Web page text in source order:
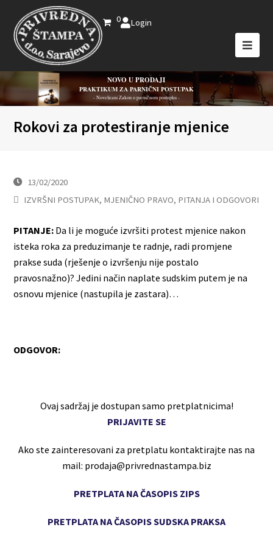
0 Login
NOVO U PRODAJI
PRAKTIKUM ZA PARNIČNI POSTUPAK
- Novelirani Zakon o parničnom postupku -
Rokovi za protestiranje mjenice
13/02/2020
IZVRŠNI POSTUPAK, MJENIČNO PRAVO, PITANJA I ODGOVORI
PITANJE: Da li je moguće izvršiti protest mjenice nakon
isteka roka za preduzimanje te radnje, radi promjene
prakse suda (rješenje o izvršenju nije postalo
pravosnažno)? Jedini način naplate sudskim putem je na
osnovu mjenice (nastupila je zastara)…
ODGOVOR:
Ovaj sadržaj je dostupan samo pretplatnicima!
PRIJAVITE SE
Ako ste zainteresovani za pretplatu kontaktirajte nas na
mail: prodaja@privrednastampa.biz
PRETPLATA NA ČASOPIS ZIPS
PRETPLATA NA ČASOPIS SUDSKA PRAKSA